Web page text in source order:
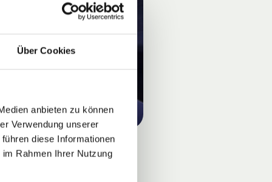
Über Cookies
anbieten zu können
Verwendung unserer
diese Informationen
Rahmen Ihrer Nutzung